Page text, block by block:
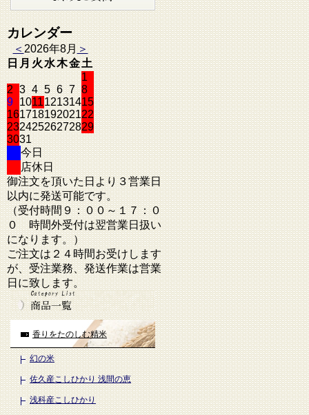
カレンダー
＜2026年8月＞
日月火水木金土
1
2 3 4 5 6 7 8
9 101112131415
16171819202122
23242526272829
3031
今日
店休日
御注文を頂いた日より３営業日
以内に発送可能です。
（受付時間９：００～１７：０
０ 時間外受付は翌営業日扱い
になります。）
ご注文は２４時間お受けします
が、受注業務、発送作業は営業
日に致します。
香りをたのしむ精米
幻の米
佐久産こしひかり 浅間の恵
浅科産こしひかり